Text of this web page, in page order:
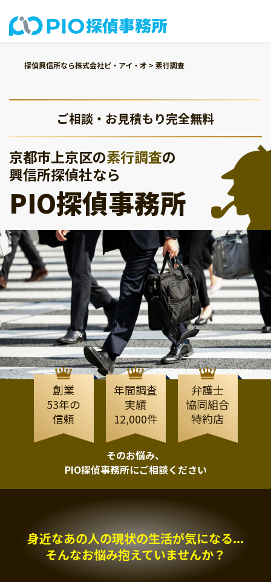
探偵興信所なら株式会社ピ・アイ・オ > 素行調査
ご相談・お見積もり完全無料
京都市上京区の素行調査の
興信所探偵社なら
PIO探偵事務所
創業
53年の
信頼
年間調査
実績
12,000件
弁護士
協同組合
特約店
そのお悩み、
PIO探偵事務所にご相談ください
身近なあの人の現状の生活が気になる...
そんなお悩み抱えていませんか？